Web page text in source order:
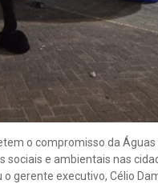
o compromisso da
e ambientais nas
gerente executivo, Célio